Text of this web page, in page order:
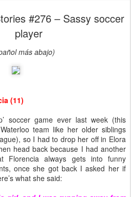
#276 – Sassy soccer
player
más abajo)
(11)
soccer game ever last week (this
team like her older siblings
so I had to drop her off in Elora
head back because I had another
Florencia always gets into funny
once she got back I asked her if
what she said: